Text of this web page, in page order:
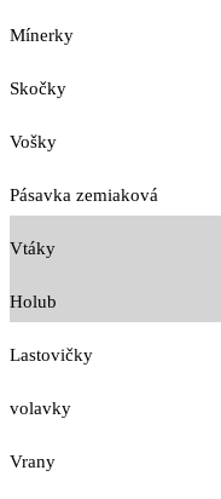
Mínerky
Skočky
Vošky
Pásavka zemiaková
Vtáky
Holub
Lastovičky
volavky
Vrany